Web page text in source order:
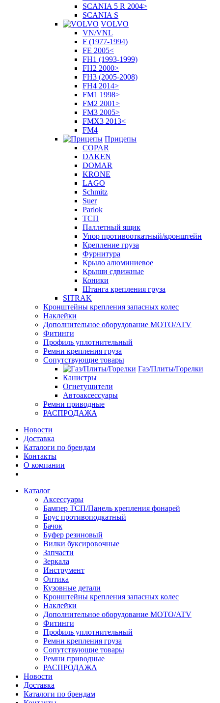
SCANIA 5 R 2004>
SCANIA S
VOLVO
VN/VNL
F (1977-1994)
FE 2005<
FH1 (1993-1999)
FH2 2000>
FH3 (2005-2008)
FH4 2014>
FM1 1998>
FM2 2001>
FM3 2005>
FMX3 2013<
FM4
Прицепы
COPAR
DAKEN
DOMAR
KRONE
LAGO
Schmitz
Suer
Parlok
ТСП
Паллетный ящик
Упор противооткатный/кронштейн
Крепление груза
Фурнитура
Крыло алюминиевое
Крыши сдвижные
Коники
Штанга крепления груза
SITRAK
Кронштейны крепления запасных колес
Наклейки
Дополнительное оборудование MOTO/ATV
Фитинги
Профиль уплотнительный
Ремни крепления груза
Сопутствующие товары
Газ/Плиты/Горелки
Канистры
Огнетушители
Автоаксессуары
Ремни приводные
РАСПРОДАЖА
Новости
Доставка
Каталоги по брендам
Контакты
О компании
Каталог
Аксессуары
Бампер ТСП/Панель крепления фонарей
Брус противоподкатный
Бачок
Буфер резиновый
Вилки буксировочные
Запчасти
Зеркала
Инструмент
Оптика
Кузовные детали
Кронштейны крепления запасных колес
Наклейки
Дополнительное оборудование MOTO/ATV
Фитинги
Профиль уплотнительный
Ремни крепления груза
Сопутствующие товары
Ремни приводные
РАСПРОДАЖА
Новости
Доставка
Каталоги по брендам